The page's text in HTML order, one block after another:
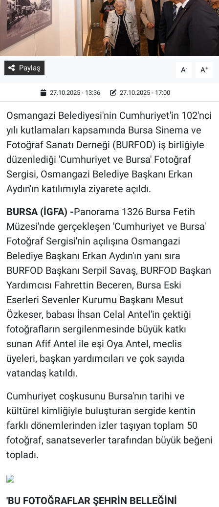
Paylaş A- A+
27.10.2025 - 13:36 27.10.2025 - 17:00
Osmangazi Belediyesi'nin Cumhuriyet'in 102'nci
yılı kutlamaları kapsamında Bursa Sinema ve
Fotoğraf Sanatı Derneği (BURFOD) iş birliğiyle
düzenlediği 'Cumhuriyet ve Bursa' Fotoğraf
Sergisi, Osmangazi Belediye Başkanı Erkan
Aydın'ın katılımıyla ziyarete açıldı.
BURSA (İGFA) -Panorama 1326 Bursa Fetih
Müzesi'nde gerçekleşen 'Cumhuriyet ve Bursa'
Fotoğraf Sergisi'nin açılışına Osmangazi
Belediye Başkanı Erkan Aydın'ın yanı sıra
BURFOD Başkanı Serpil Savaş, BURFOD Başkan
Yardımcısı Fahrettin Beceren, Bursa Eski
Eserleri Sevenler Kurumu Başkanı Mesut
Özkeser, babası İhsan Celal Antel'in çektiği
fotoğrafların sergilenmesinde büyük katkı
sunan Afif Antel ile eşi Oya Antel, meclis
üyeleri, başkan yardımcıları ve çok sayıda
vatandaş katıldı.
Cumhuriyet coşkusunu Bursa'nın tarihi ve
kültürel kimliğiyle buluşturan sergide kentin
farklı dönemlerinden izler taşıyan toplam 50
fotoğraf, sanatseverler tarafından büyük beğeni
topladı.
'BU FOTOĞRAFLAR ŞEHRİN BELLEĞİNİ